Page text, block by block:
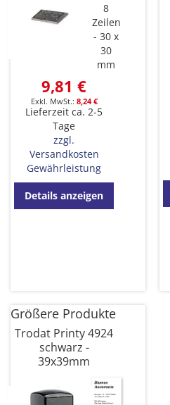
8
Zeilen
30 x
30
mm
9,81 €
8,24 €
Lieferzeit ca. 2-5
Tage
zzgl.
Versandkosten
Gewährleistung
Details anzeigen
Größere Produkte
Trodat Printy 4924
schwarz -
39x39mm